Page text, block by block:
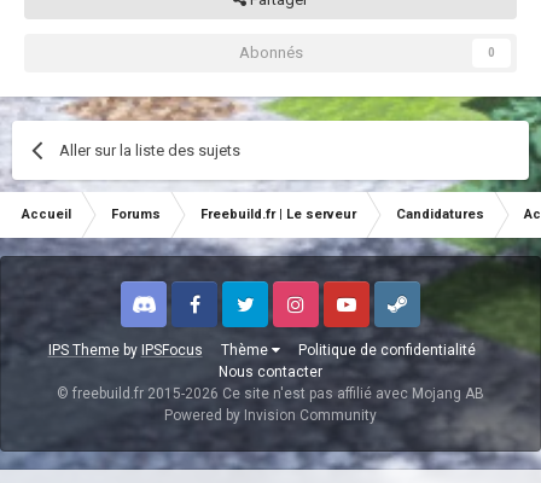
Abonnés 0
Aller sur la liste des sujets
Accueil Forums Freebuild.fr | Le serveur Candidatures
IPS Themeby IPSFocus Thème
Politique de confidentialité
Nous contacter
Discord FacebookTwitter InstagramYoutubeSteam
© freebuild.fr 2015-2026 Ce site n'est pas affilié avec Mojang AB
Powered by Invision Community